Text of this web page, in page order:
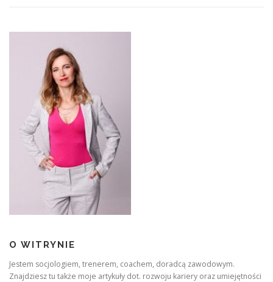
O WITRYNIE
Jestem socjologiem, trenerem, coachem, doradcą zawodowym.
Znajdziesz tu także moje artykuły dot. rozwoju kariery oraz umiejętności